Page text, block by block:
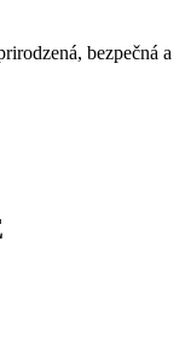
bezpečná a